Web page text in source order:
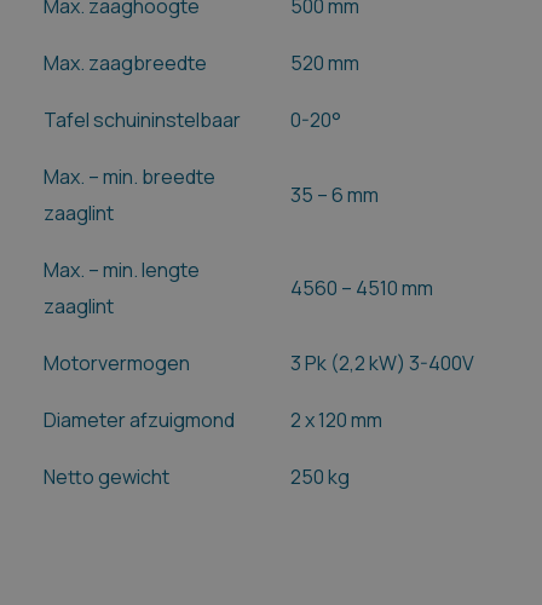
Max. zaaghoogte 500 mm
Max. zaagbreedte 520 mm
Tafel schuininstelbaar 0-20°
Max. – min. breedte
zaaglint
35 – 6 mm
Max. – min. lengte
zaaglint
4560 – 4510 mm
Motorvermogen 3 Pk (2,2 kW) 3-400V
Diameter afzuigmond 2 x 120 mm
Netto gewicht 250 kg